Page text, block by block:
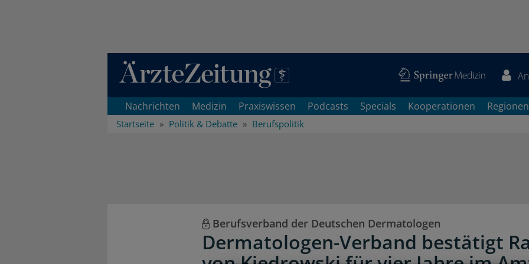
Direkt zum Inhaltsbereich
Nachrichten Medizin Praxiswissen Podcasts Specials Kooperationen Regionen
Startseite Politik & Debatte Berufspolitik
Berufsverband der Deutschen Dermatologen
Dermatologen-Verband bestätigt